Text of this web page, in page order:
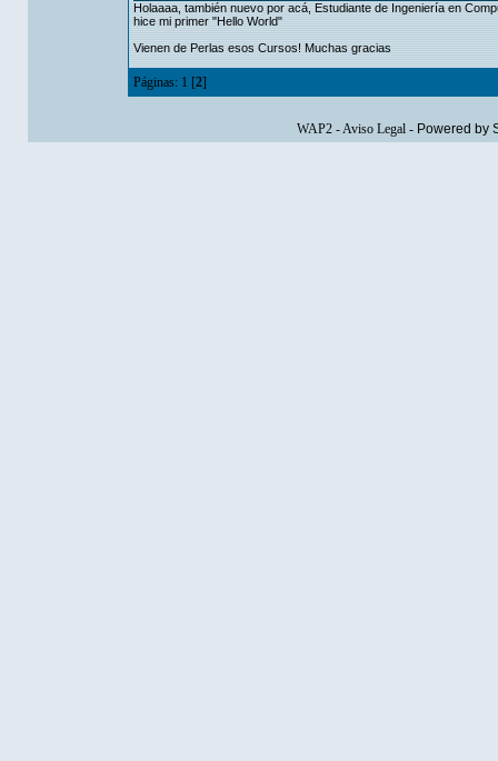
Holaaaa, también nuevo por acá, Estudiante de Ingeniería en
hice mi primer "Hello World"
Vienen de Perlas esos Cursos! Muchas gracias
Páginas: 1 [2]
WAP2-Aviso Legal- Powered by